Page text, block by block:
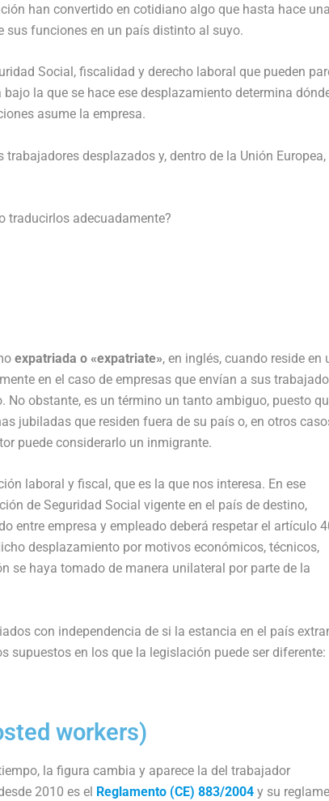
han convertido en cotidiano algo que hasta hace
sus funciones en un país distinto al suyo.
Social, fiscalidad y derecho laboral que pueden
la que se hace ese desplazamiento determina
asume la empresa.
desplazados y, dentro de la Unión Europea,
traducirlos adecuadamente?
expatriada o «expatriate», en inglés, cuando reside en
en el caso de empresas que envían a sus
obstante, es un término un tanto ambiguo, puesto
jubiladas que residen fuera de su país o, en otros
puede considerarlo un inmigrante.
laboral y fiscal, que es la que nos interesa. En ese
de Seguridad Social vigente en el país de destino,
entre empresa y empleado deberá respetar el artículo
desplazamiento por motivos económicos, técnicos,
se haya tomado de manera unilateral por parte de la
con independencia de si la estancia en el país
supuestos en los que la legislación puede ser diferente:
workers)
la figura cambia y aparece la del trabajador
2010 es el Reglamento (CE) 883/2004 y su